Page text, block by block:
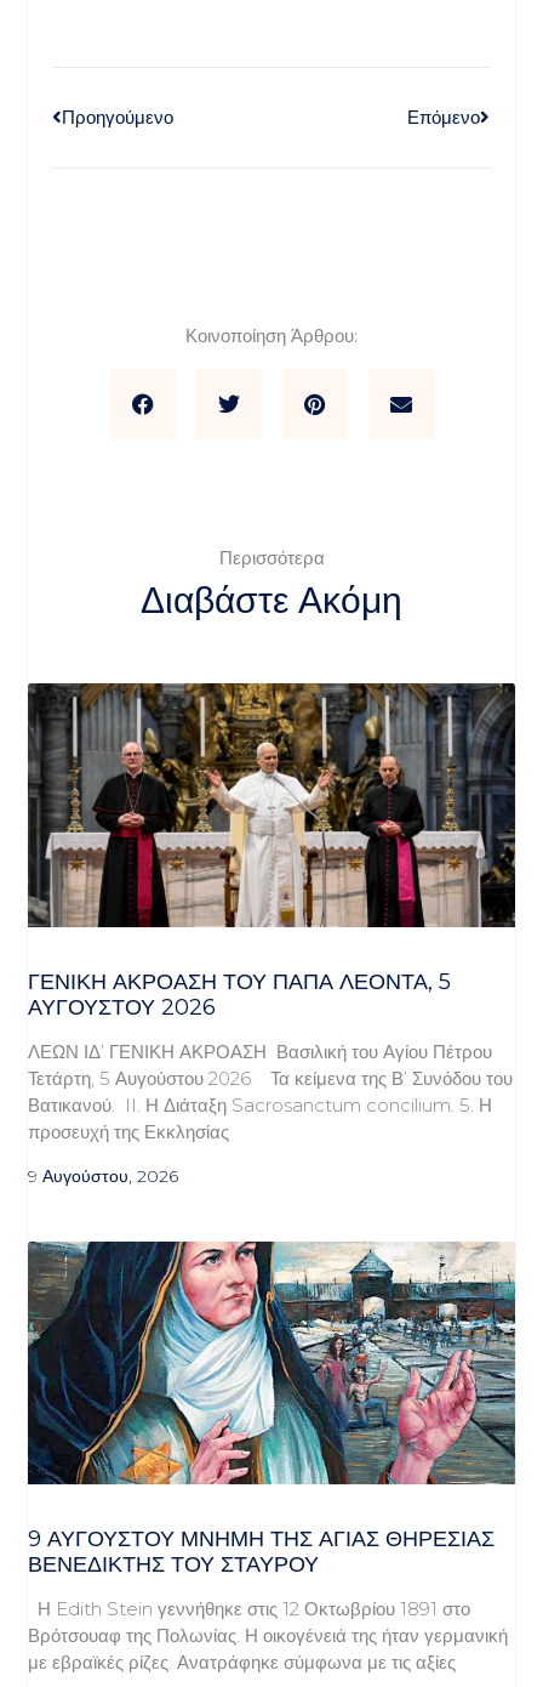
Προηγούμενο Επόμενο
Κοινοποίηση Άρθρου:
Περισσότερα
Διαβάστε Ακόμη
ΓΕΝΙΚΉ ΑΚΡΌΑΣΗ ΤΟΥ ΠΆΠΑ ΛΈΟΝΤΑ, 5
ΑΥΓΟΎΣΤΟΥ 2026
ΛΕΩΝ ΙΔ’ ΓΕΝΙΚΗ ΑΚΡΟΑΣΗ Βασιλική του Αγίου Πέτρου
Τετάρτη, 5 Αυγούστου 2026 Τα κείμενα της Β’ Συνόδου του
Βατικανού. II. Η Διάταξη Sacrosanctum concilium. 5. Η
προσευχή της Εκκλησίας
9 Αυγούστου, 2026
9 ΑΥΓΟΥΣΤΟΥ ΜΝΗΜΗ ΤΗΣ ΑΓΙΑΣ ΘΗΡΕΣΙΑΣ
ΒΕΝΕΔΙΚΤΗΣ ΤΟΥ ΣΤΑΥΡΟΥ
Η Edith Stein γεννήθηκε στις 12 Οκτωβρίου 1891 στο
Βρότσουαφ της Πολωνίας. Η οικογένειά της ήταν γερμανική
με εβραϊκές ρίζες. Ανατράφηκε σύμφωνα με τις αξίες